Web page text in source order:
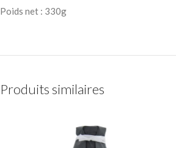
Poids net : 330g
Produits similaires